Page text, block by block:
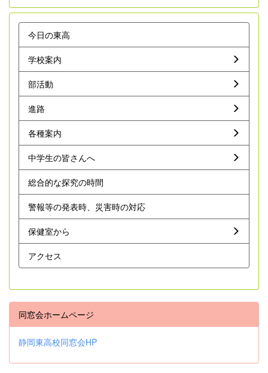
今日の東高
学校案内
部活動
進路
各種案内
中学生の皆さんへ
総合的な探究の時間
警報等の発表時、災害時の対応
保健室から
アクセス
同窓会ホームページ
静岡東高校同窓会HP